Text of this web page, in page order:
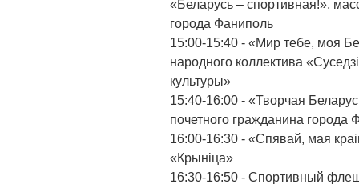
«Беларусь – спортивная!»,
города Фаниполь
15:00-15:40 - «Мир тебе, моя
народного коллектива
культуры»
15:40-16:00 - «Творчая
почетного гражданина
16:00-16:30 - «Спявай, мая
«Крыніца»
16:30-16:50 - Спортивный